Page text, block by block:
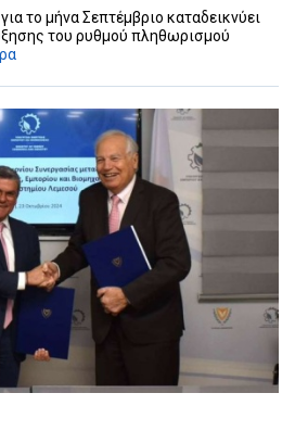
το μήνα Σεπτέμβριο καταδεικνύει
του ρυθμού πληθωρισμού